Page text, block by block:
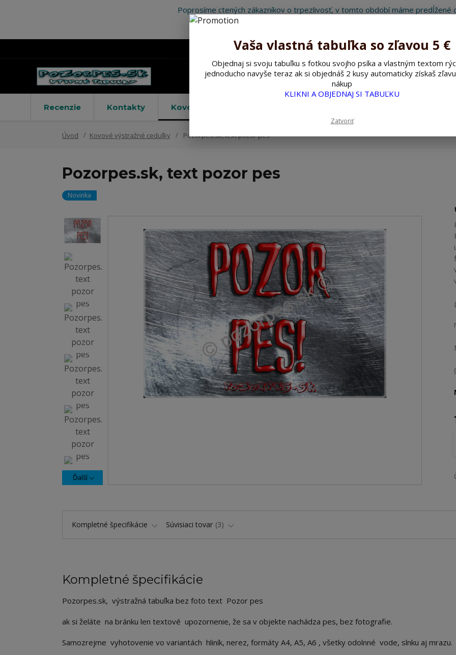
Poprosíme ctených zákazníkov o trpezlivosť, v tomto období máme predĺžené
Hľadať
Recenzie Kontakty Kovové výstražné ceduľky
Úvod Kovové výstražné ceduľky Pozorpes.sk, text pozor pes
Pozorpes.sk, text pozor pes
Novinka
Ďalší
Kompletné špecifikácie Súvisiaci tovar 3
Kompletné špecifikácie
Pozorpes.sk, výstražná tabuľka bez foto text Pozor pes
ak si želáte na bránku len textové upozornenie, že sa v objekte nachádza pes, bez fotografie.
Samozrejme vyhotovenie vo variantách hliník, nerez, formáty A4, A5, A6 , všetky odolnné vode, slnku aj mrazu.
Vaša vlastná tabuľka so zľavou 5 €
Objednaj si svoju tabuľku s fotkou svojho psíka a vlastným textom
jednoducho navyše teraz ak si objednáš 2 kusy automaticky získaš
nákup
KLIKNI A OBJEDNAJ SI TABUĽKU
Zatvoriť